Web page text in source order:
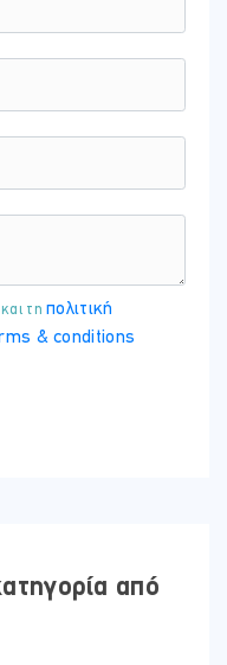
και τη πολιτική
& conditions
από